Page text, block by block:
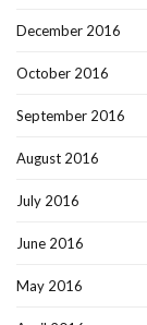
December 2016
October 2016
September 2016
August 2016
July 2016
June 2016
May 2016